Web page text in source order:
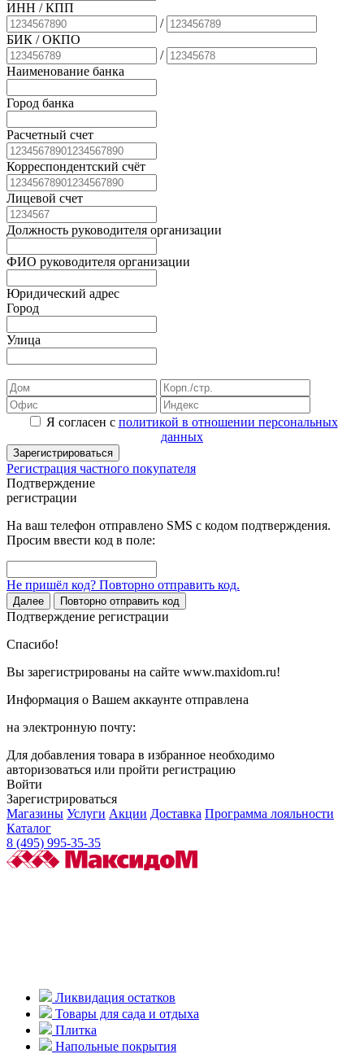
ИНН / КПП
/
БИК / ОКПО
/
Наименование банка
Город банка
Расчетный счет
Корреспондентский счёт
Лицевой счет
Должность руководителя организации
ФИО руководителя организации
Юридический адрес
Город
Улица
Я согласен с политикой в отношении персональных
данных
Зарегистрироваться
Регистрация частного покупателя
Подтверждение
регистрации
На ваш телефон отправлено SMS с кодом подтверждения.
Просим ввести код в поле:
Не пришёл код? Повторно отправить код.
Далее Повторно отправить код
Подтверждение регистрации
Спасибо!
Вы зарегистрированы на сайте www.maxidom.ru!
Информация о Вашем аккаунте отправлена
на электронную почту:
Для добавления товара в избранное необходимо
авторизоваться или пройти регистрацию
Войти
Зарегистрироваться
Магазины Услуги Акции Доставка Программа лояльности
Каталог
8 (495) 995-35-35
Ликвидация остатков
Товары для сада и отдыха
Плитка
Напольные покрытия